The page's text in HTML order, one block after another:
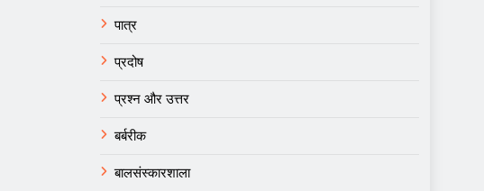
पात्र
प्रदोष
प्रश्न और उत्तर
बर्बरीक
बालसंस्कारशाला